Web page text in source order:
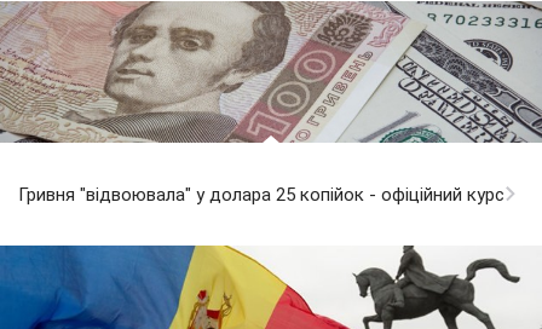
Гривня "відвоювала" у долара 25 копійок - офіційний курс